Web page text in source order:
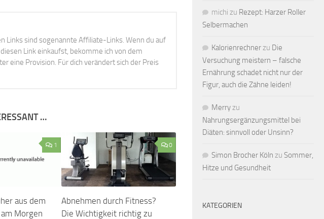
Links sind sogenannte Affiliate-Links. Wenn du auf
Link einkaufst, bekomme ich von dem
eine Provision. Für dich verändert sich der Preis
…
1
aus dem
Morgen
0
Abnehmen durch Fitness?
Die Wichtigkeit richtig zu
michi zu Rezept: Harzer Roller
Selbermachen
Kalorienrechnerzu Die
Versuchung meistern – falsche
Ernährung schadet nicht nur der
Figur, auch die Zähne leiden!
Merryzu
Nahrungsergänzungsmittel bei
Diäten: sinnvoll oder Unsinn?
Simon Brocher Köln zu Sommer,
Hitze und Gesundheit
KATEGORIEN